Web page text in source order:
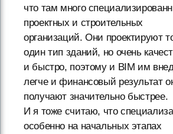
что там много
проектных и строительных
организаций. Они проектируют
один тип зданий, но очень
и быстро, поэтому и BIM им
легче и финансовый результат
получают значительно быстрее.
И я тоже считаю, что
особенно на начальных этапах